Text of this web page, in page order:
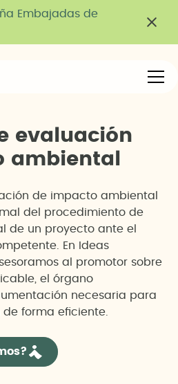
Embajadas de
eva uación
ambienta
de impacto ambiental
del procedimiento de
de un proyecto ante el
En Ideas
al promotor sobre
el órgano
necesaria para
forma eficiente.